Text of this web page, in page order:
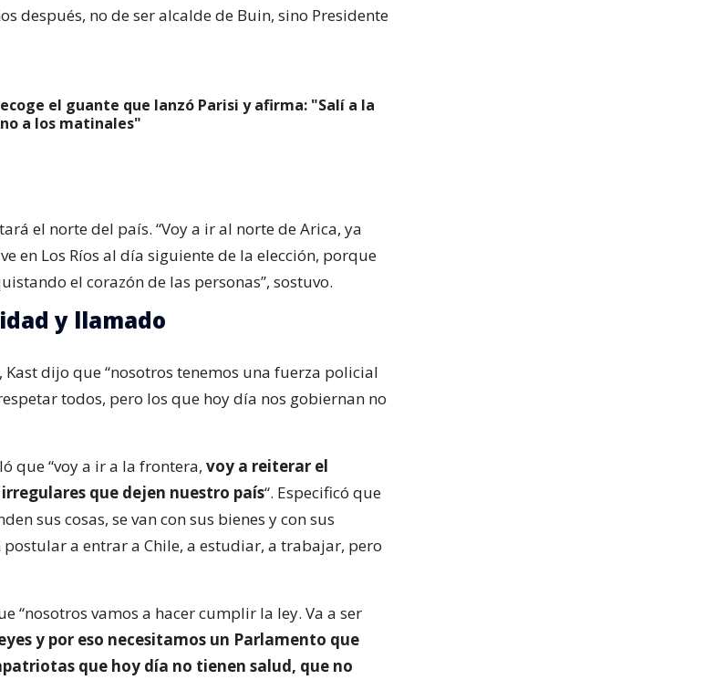
después, no de ser alcalde de Buin, sino Presidente
el guante que lanzó Parisi y afirma: "Salí a la
a los matinales"
el norte del país. “Voy a ir al norte de Arica, ya
en Los Ríos al día siguiente de la elección, porque
el corazón de las personas”, sostuvo.
y llamado
Kast dijo que “nosotros tenemos una fuerza policial
todos, pero los que hoy día nos gobiernan no
que “voy a ir a la frontera, voy a reiterar el
que dejen nuestro país“. Especificó que
sus cosas, se van con sus bienes y con sus
a entrar a Chile, a estudiar, a trabajar, pero
“nosotros vamos a hacer cumplir la ley. Va a ser
y por eso necesitamos un Parlamento que
que hoy día no tienen salud, que no